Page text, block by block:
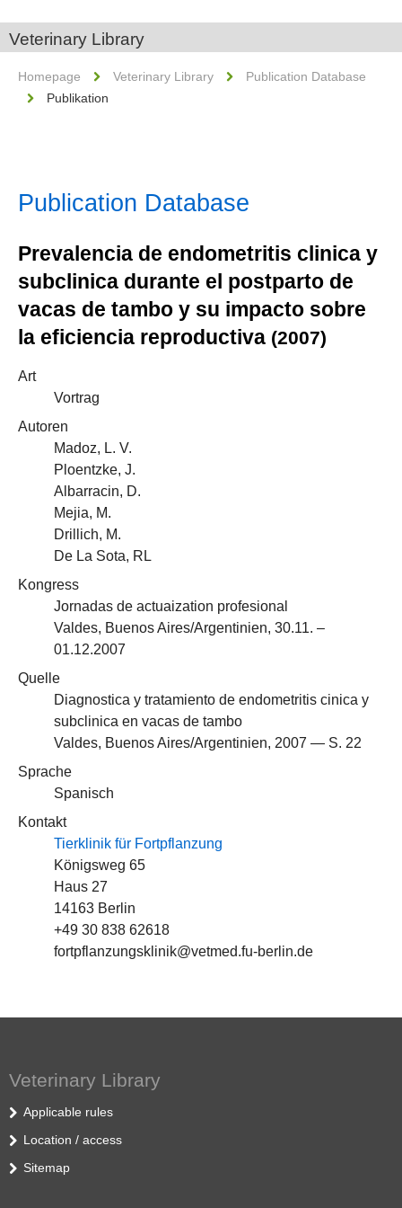
Veterinary Library
Homepage Veterinary Library
Publication Database
Publikation
Publication Database
Prevalencia de endometritis clinica y
subclinica durante el postparto de
vacas de tambo y su impacto sobre
la eficiencia reproductiva (2007)
Art
Vortrag
Autoren
Madoz, L. V.
Ploentzke, J.
Albarracin, D.
Mejia, M.
Drillich, M.
De La Sota, RL
Kongress
Jornadas de actuaization profesional
Valdes, Buenos Aires/Argentinien, 30.11. –
01.12.2007
Quelle
Diagnostica y tratamiento de endometritis cinica y
subclinica en vacas de tambo
Valdes, Buenos Aires/Argentinien, 2007 — S. 22
Sprache
Spanisch
Kontakt
Tierklinik für Fortpflanzung
Königsweg 65
Haus 27
14163 Berlin
+49 30 838 62618
fortpflanzungsklinik@vetmed.fu-berlin.de
Veterinary Library
Applicable rules
Location / access
Sitemap